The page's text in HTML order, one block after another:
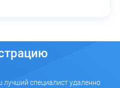
специалист удаленно